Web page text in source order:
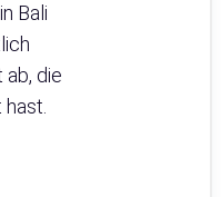
Bali
ab, die